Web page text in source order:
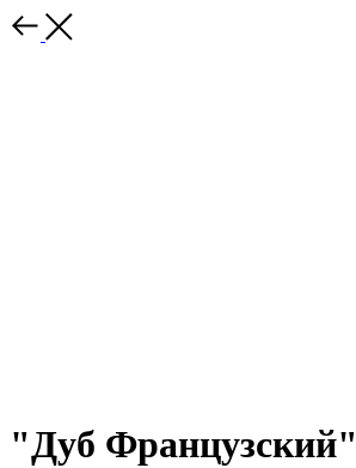
"Дуб Французский"